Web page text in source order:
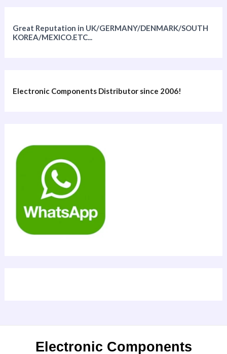
Great Reputation in UK/GERMANY/DENMARK/SOUTH
KOREA/MEXICO.ETC...
Electronic Components Distributor since 2006!
Electronic Components